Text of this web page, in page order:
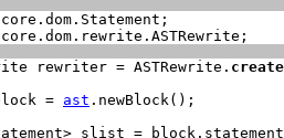
rewriter = ASTRewrite.
create
=
ast .newBlock();